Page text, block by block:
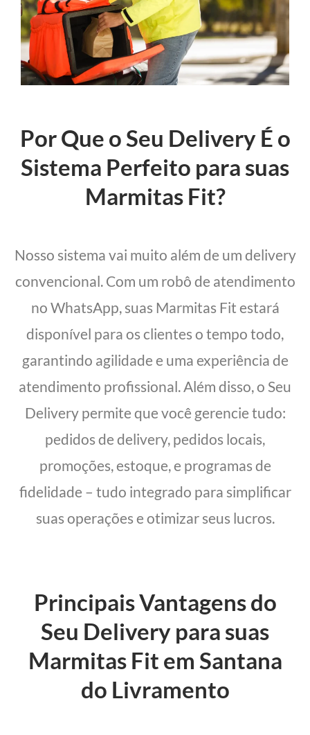
Por Que o Seu Delivery É o
Sistema Perfeito para suas
Marmitas Fit?
Nosso sistema vai muito além de um delivery
convencional. Com um robô de atendimento
no WhatsApp, suas Marmitas Fit estará
disponível para os clientes o tempo todo,
garantindo agilidade e uma experiência de
atendimento profissional. Além disso, o Seu
Delivery permite que você gerencie tudo:
pedidos de delivery, pedidos locais,
promoções, estoque, e programas de
fidelidade – tudo integrado para simplificar
suas operações e otimizar seus lucros.
Principais Vantagens do
Seu Delivery para suas
Marmitas Fit em Santana
do Livramento